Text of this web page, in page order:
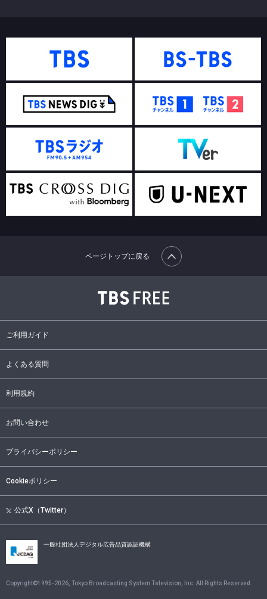
ご利用ガイド
よくある質問
利用規約
お問い合わせ
プライバシーポリシー
Cookieポリシー
公式X（Twitter）
ページトップに戻る
一般社団法人デジタル広告品質認証機構
Copyright©1995-2026 , Tokyo Broadcasting System Television, Inc. All Rights Reserved.